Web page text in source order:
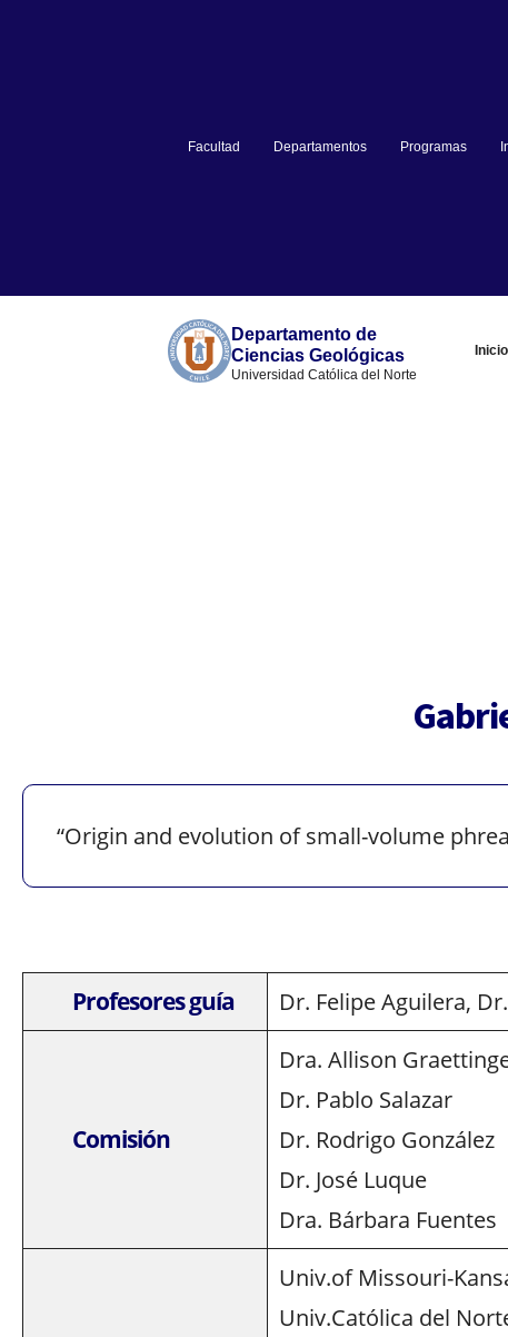
Facultad Departamentos Programas
Departamento de
Ciencias Geológicas
Universidad Católica del Norte
Inicio
“Origin and evolution of small-volume
Profesores guía Dr. Felipe Aguilera,
Comisión
Dra. Allison
Dr. Pablo Salazar
Dr. Rodrigo González
Dr. José Luque
Dra. Bárbara Fuentes
Univ.of Missouri-
Univ.Católica del